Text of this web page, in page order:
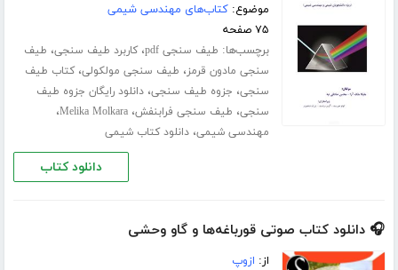
موضوع:کتاب‌های مهندسی شیمی
۷۵ صفحه
برچسب‌ها: طیف سنجی pdf ،کاربرد طیف سنجی، طیف
سنجی مادون قرمز، طیف سنجی مولکولی،کتاب طیف
سنجی، جزوه طیف سنجی،دانلود رایگان جزوه طیف
سنجی، طیف سنجی فرابنفش،Melika Molkara،
مهندسی شیمی،دانلود کتاب شیمی
دانلود کتاب
🎧 دانلود کتاب صوتی قورباغه‌ها و گاو وحشی
از: ازوپ